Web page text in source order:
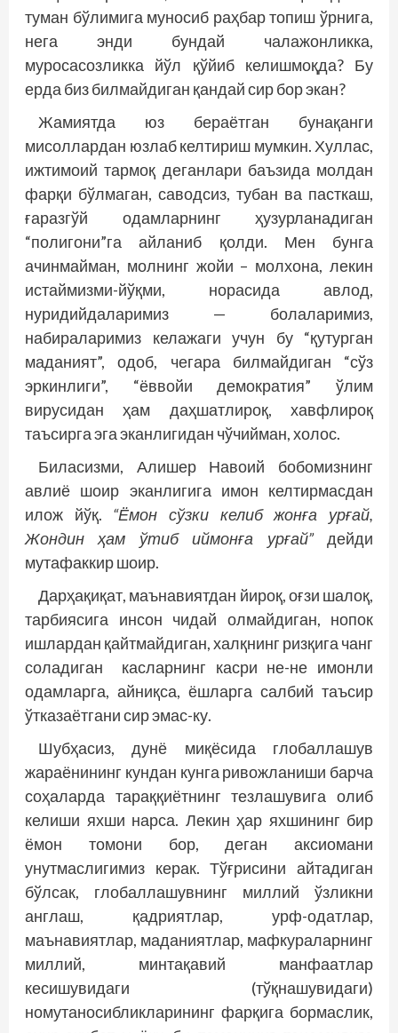
туман бўлимига муносиб раҳбар топиш ўрнига,
нега энди бундай чалажонликка,
муросасозликка йўл қўйиб келишмоқда? Бу
ерда биз билмайдиган қандай сир бор экан?
Жамиятда юз бераётган бунақанги
мисоллардан юзлаб келтириш мумкин. Хуллас,
ижтимоий тармоқ деганлари баъзида молдан
фарқи бўлмаган, саводсиз, тубан ва пасткаш,
ғаразгўй одамларнинг ҳузурланадиган
“полигони”га айланиб қолди. Мен бунга
ачинмайман, молнинг жойи – молхона, лекин
истаймизми-йўқми, норасида авлод,
нуридийдаларимиз — болаларимиз,
набираларимиз келажаги учун бу “қутурган
маданият”, одоб, чегара билмайдиган “сўз
эркинлиги”, “ёввойи демократия” ўлим
вирусидан ҳам даҳшатлироқ, хавфлироқ
таъсирга эга эканлигидан чўчийман, холос.
Биласизми, Алишер Навоий бобомизнинг
авлиё шоир эканлигига имон келтирмасдан
илож йўқ. “Ёмон сўзки келиб жонға урғай,
Жондин ҳам ўтиб иймонға урғай”дейди
мутафаккир шоир.
Дарҳақиқат, маънавиятдан йироқ, оғзи шалоқ,
тарбиясига инсон чидай олмайдиган, нопок
ишлардан қайтмайдиган, халқнинг ризқига чанг
соладиган касларнинг касри не-не имонли
одамларга, айниқса, ёшларга салбий таъсир
ўтказаётгани сир эмас-ку.
Шубҳасиз, дунё миқёсида глобаллашув
жараёнининг кундан кунга ривожланиши барча
соҳаларда тараққиётнинг тезлашувига олиб
келиши яхши нарса. Лекин ҳар яхшининг бир
ёмон томони бор, деган аксиомани
унутмаслигимиз керак. Тўғрисини айтадиган
бўлсак, глобаллашувнинг миллий ўзликни
англаш, қадриятлар, урф-одатлар,
маънавиятлар, маданиятлар, мафкураларнинг
миллий, минтақавий манфаатлар
кесишувидаги (тўқнашувидаги)
номутаносибликларининг фарқига бормаслик,